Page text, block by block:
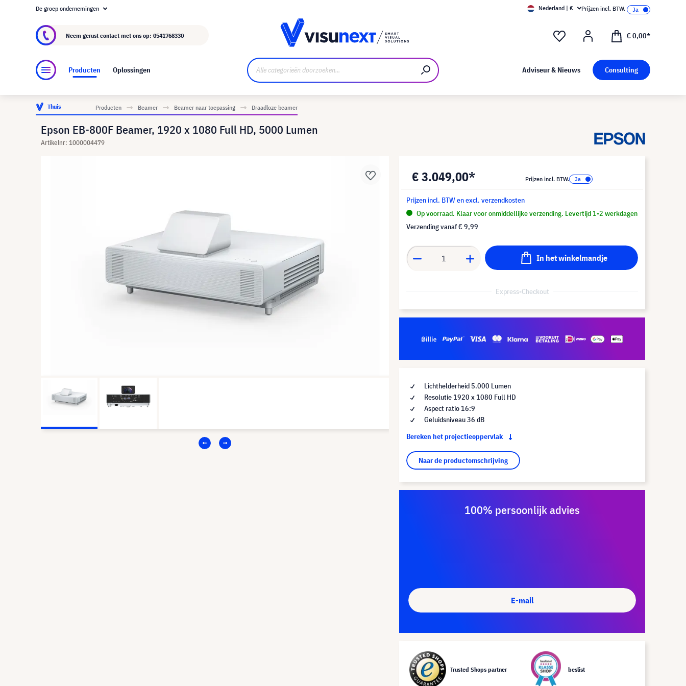
Over visunext.nl
De groep ondernemingen Nederland | € Prijzen incl. BTW.
Neem gerust contact met ons op: 0541768330 € 0,00*
Producten Oplossingen Adviseur & Nieuws Consulting
Thuis Producten Beamer Beamer naar toepassing Draadloze beamer
Epson EB-800F Beamer, 1920 x 1080 Full HD, 5000 Lumen
Artikelnr: 1000004479
€ 3.049,00* Prijzen incl. BTW.
Prijzen incl. BTW en excl. verzendkosten
Op voorraad. Klaar voor onmiddellijke verzending. Levertijd 1-2 werkdagen
Verzending vanaf€ 9,99
In het winkelmandje
Express-Checkout
Lichthelderheid 5.000 Lumen
Resolutie 1920 x 1080 Full HD
Aspect ratio 16:9
Geluidsniveau 36 dB
Bereken het projectieoppervlak
Naar de productomschrijving
100% persoonlijk advies
E-mail
Trusted Shops partner beslist